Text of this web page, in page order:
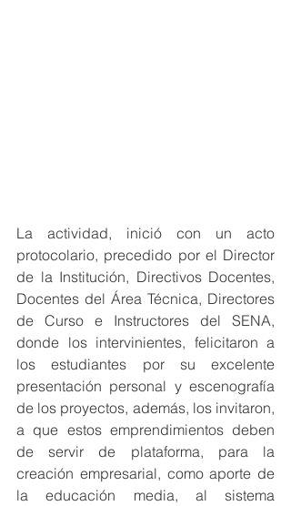
La actividad, inició con un acto
protocolario, precedido por el Director
de la Institución, Directivos Docentes,
Docentes del Área Técnica, Directores
de Curso e Instructores del SENA,
donde los intervinientes, felicitaron a
los estudiantes por su excelente
presentación personal y escenografía
de los proyectos, además, los invitaron,
a que estos emprendimientos deben
de servir de plataforma, para la
creación empresarial, como aporte de
la educación media, al sistema